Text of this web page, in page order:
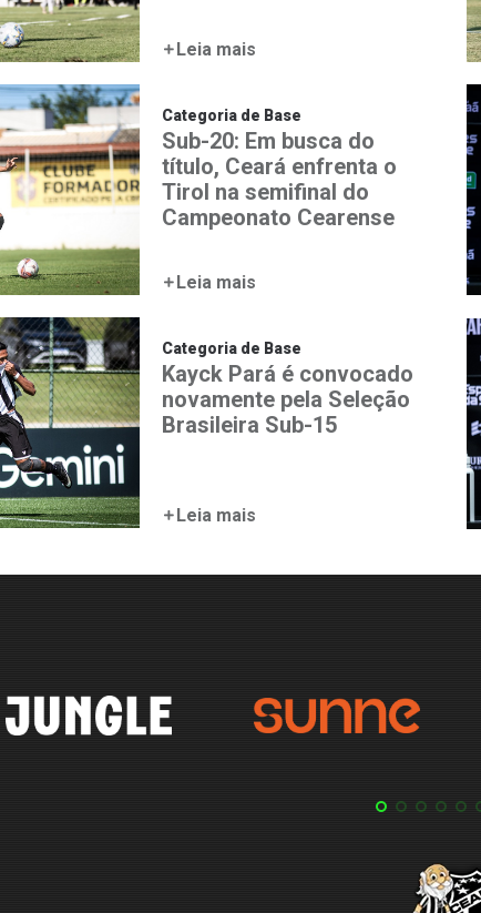
Leia mais
Categoria de Base
Sub-20: Em busca do
título, Ceará enfrenta o
Tirol na semifinal do
Campeonato Cearense
Leia mais
Categoria de Base
Kayck Pará é convocado
novamente pela Seleção
Brasileira Sub-15
Leia mais